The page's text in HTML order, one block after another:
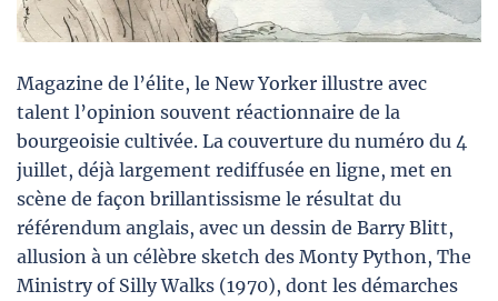
Magazine de l’élite, le New Yorker illustre avec
talent l’opinion souvent réactionnaire de la
bourgeoisie cultivée. La couverture du numéro du 4
juillet, déjà largement rediffusée en ligne, met en
scène de façon brillantissisme le résultat du
référendum anglais, avec un dessin de Barry Blitt,
allusion à un célèbre sketch des Monty Python, The
Ministry of Silly Walks (1970), dont les démarches